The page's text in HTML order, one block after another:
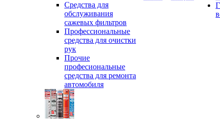
Средства для
обслуживания
сажевых фильтров
Профессиональные
средства для очистки
рук
Прочие
професиональные
средства для ремонта
автомобиля